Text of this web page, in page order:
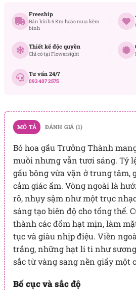
Freeship
Bán kính 5 Km hoặc mua kèm
bình
Thiết kế độc quyền
Chỉ có tại Flowersight
Tư vấn 24/7
093 407 2575
MÔ TẢ ĐÁNH GIÁ (1)
Bó hoa gấu Trưởng Thành
muồi nhưng vẫn tươi sáng. Tỷ
gấu bông vừa vặn ở trung tâm,
cảm giác ấm. Vòng ngoài là
rõ, nhụy sậm như một trục
sáng tạo biên độ cho tổng thể.
thành các đốm hạt mịn, làm
tục và giàu nhịp điệu. Viền
trắng, những hạt li ti như
sắc từ vàng sang nền giấy một
Bố cục và sắc độ